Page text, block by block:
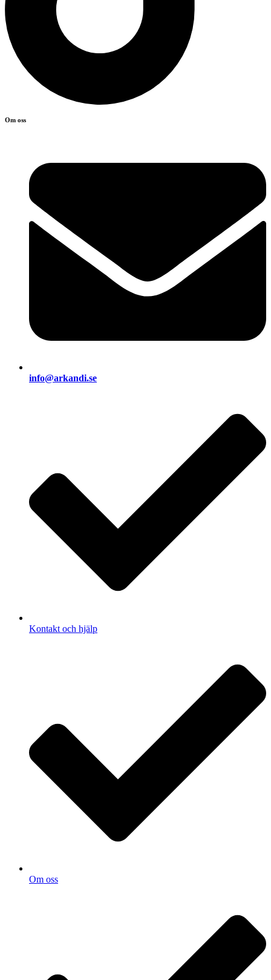
Om oss
info@arkandi.se
Kontakt och hjälp
Om oss